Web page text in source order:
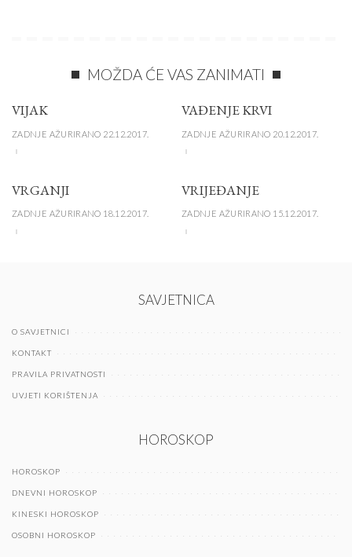
MOŽDA ĆE VAS ZANIMATI
VIJAK
ZADNJE AŽURIRANO 22.12.2017.
VAĐENJE KRVI
ZADNJE AŽURIRANO 20.12.2017.
VRGANJI
ZADNJE AŽURIRANO 18.12.2017.
VRIJEĐANJE
ZADNJE AŽURIRANO 15.12.2017.
SAVJETNICA
O SAVJETNICI
KONTAKT
PRAVILA PRIVATNOSTI
UVJETI KORIŠTENJA
HOROSKOP
HOROSKOP
DNEVNI HOROSKOP
KINESKI HOROSKOP
OSOBNI HOROSKOP